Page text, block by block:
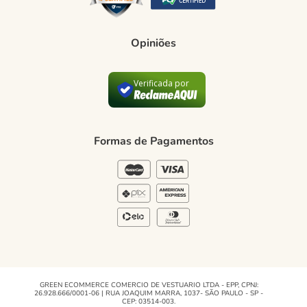
Política de Privacidade
Regulamento e Promoções
Opiniões
Verificada por
Formas de Pagamentos
GREEN ECOMMERCE COMERCIO DE VESTUARIO LTDA - EPP, CPNJ:
26.928.666/0001-06 | RUA JOAQUIM MARRA, 1037- SÃO PAULO - SP -
CEP: 03514-003.